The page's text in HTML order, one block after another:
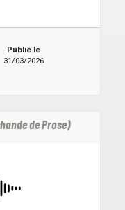
Publié le
31/03/2026
de Prose)